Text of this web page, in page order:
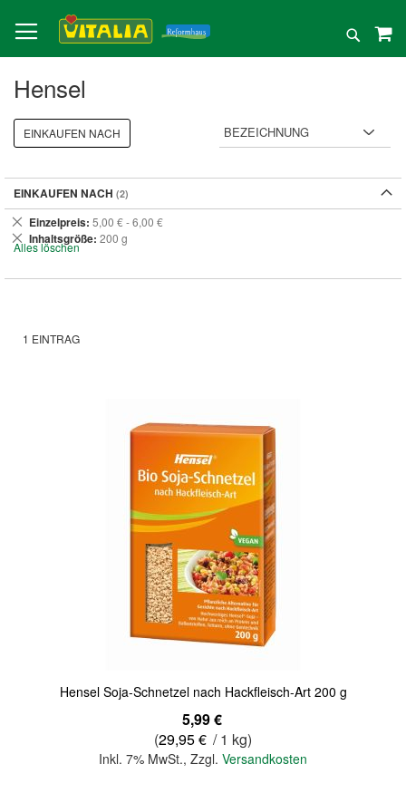
zum
Inhalt
Suche
Hensel
1 EINTRAG
Hensel Soja-Schnetzel nach Hackfleisch-Art 200 g
5,99 €
(29,95 € / 1 kg)
Inkl. 7% MwSt., Zzgl. Versandkosten
EINKAUFEN NACH
EINKAUFEN NACH
Einzelpreis 5,00 € - 6,00 €
Dies
entfernen
Inhaltsgröße 200 g
Dies
entfernen
Alles löschen